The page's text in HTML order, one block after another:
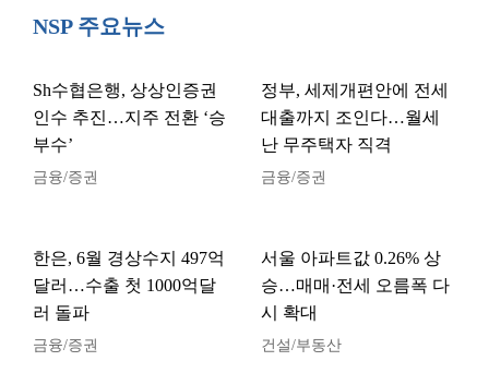
NSP 주요뉴스
Sh수협은행, 상상인증권
인수 추진…지주 전환 ‘승
부수’
금융/증권
정부, 세제개편안에 전세
대출까지 조인다…월세
난 무주택자 직격
금융/증권
한은, 6월 경상수지 497억
달러…수출 첫 1000억달
러 돌파
금융/증권
서울 아파트값 0.26% 상
승…매매·전세 오름폭 다
시 확대
건설/부동산